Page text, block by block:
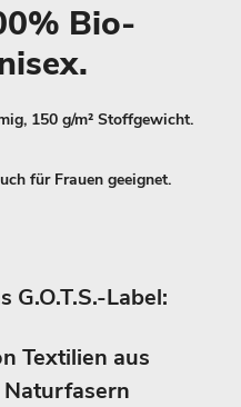
Bio-
150 g/m² Stoffgewicht.
für Frauen geeignet.
G.O.T.S.-Label:
Textilien aus